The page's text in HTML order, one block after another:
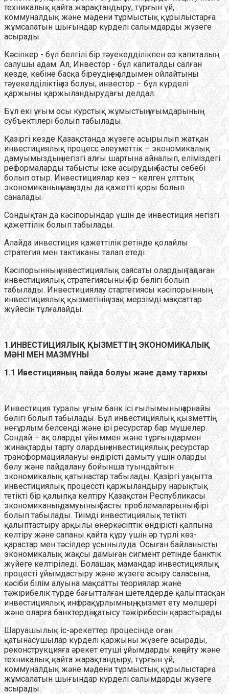
техникалық қайта жарақтандыру, тұрғын үй,
коммуналдық және мәдени тұрмыстық құрылыстарға
жұмсалатын шығындар күрделі салымдарды жүзеге
асырады.
Кәсіпкер - бұл белгілі бір тәуекедділікпен өз капиталың
салушы адам. Ал, Инвестор - бұл капиталды салған
кезде, көбіне басқа біреудің ең алдымен ойлайтыны
тәуекелділіктің аз болуы; инвестор – бұл күрделі
қаржыны қаржыландырудағы делдал.
Бұл екі ұғым осы курстық жұмыстың ұғымдарының
субъектілері болып табылады.
Қазіргі кезде Қазақстанда жүзеге асырылып жатқан
инвестициялық процесс әлеуметтік – экономикалық
дамуымыздың негізгі алғы шартына айналып, еліміздегі
реформаларды табысты іске асырудың басты себебі
болып отыр. Инвестициялар кез – келген ұлттық
экономиканың маңызды да қажетті қоры болып
саналады.
Сондықтан да кәсіпорындар үшін де инвестиция негізгі
қажеттілік болып табылады.
Алайда инвестиция қажеттілік ретінде қолайлы
стратегия мен тактиканы талап етеді.
Кәсіпорынның инвестициялық саясаты олардың таңдаған
инвестициялық стратегиясының бір бөлігі болып
табылады. Инвестициялау стартегиясы кәсіпорынның
инвестициялық қызметінің ұзақ мерзімді мақсаттар
жүйесін тұлғалайды.
1.ИНВЕСТИЦИЯЛЫҚ ҚЫЗМЕТТІҢ ЭКОНОМИКАЛЫҚ
МӘНІ МЕН МАЗМҰНЫ
1.1 Ивестицияның пайда болуы және даму тарихы
Инвестиция туралы ұғым банк ісі ғылымының арнайы
бөлігі болып табылады. Бұл инвестициялық қызметтің
неғұрлым белсенді және ірі ресурстар бар мүшелер.
Сондай – ақ оларды ұйыммен және тұрғындармен
жинақтарды тарту олардың инвестициялық ресурстар
трансформациялануы өндірісті дамыту үшін оларды
бөлу және пайдалану бойынша туындайтын
экономикалық қатынастар табылады. Қазіргі уақытта
инвестициялық процессті қаржыландыру нарықтық
тетікті бір қалыпқа келтіру Қазақстан Республикасы
экономиканың дамуының басты проблемаларының бірі
болып табылады. Тиімді инвестициялық тетікті
қалыптастыру арқылы өнеркәсіптік өндірісті қалпына
келтіру және сапаны қайта құру үшін әр түрлі көз-
қарастар мен тәсілдер ұсынылуда. Осыған байланысты
экономикалық жақсы дамыған сигмент ретінде банктік
жүйеге келтіріледі. Болашақ мамандар инвестициялық
процесті ұйымдастыру және жүзеге асыру саласына,
кәсіби білім алуына мақсатты теориялар және
тәжірибелік түрде бағытталған шетелдерде қалыптасқан
инвестициялық инфрақұрлымның, қызмет ету мөлшері
және оларға банктердің қатысу тәжірибесін қарастырады.
Шаруашылық іс-әрекеттер процесінде оған
қатынасушылар күрделі қаржыны жүзеге асырады,
реконструкцияға әрекет етуші ұйымдарды кеңейту және
техникалық қайта жарақтандыру, тұрғын үй,
коммуналдық және мәдени тұрмыстық құрылыстарға
жұмсалатын шығындар күрделі салымдарды жүзеге
асырады.